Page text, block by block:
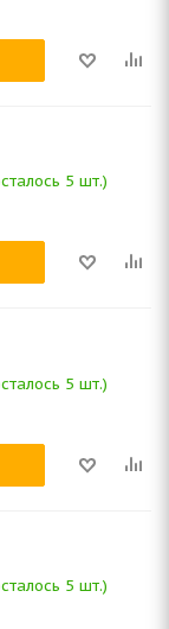
5 шт.)
5 шт.)
5 шт.)